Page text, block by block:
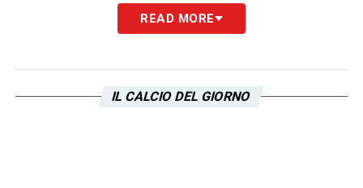
READ MORE
IL CALCIO DEL GIORNO